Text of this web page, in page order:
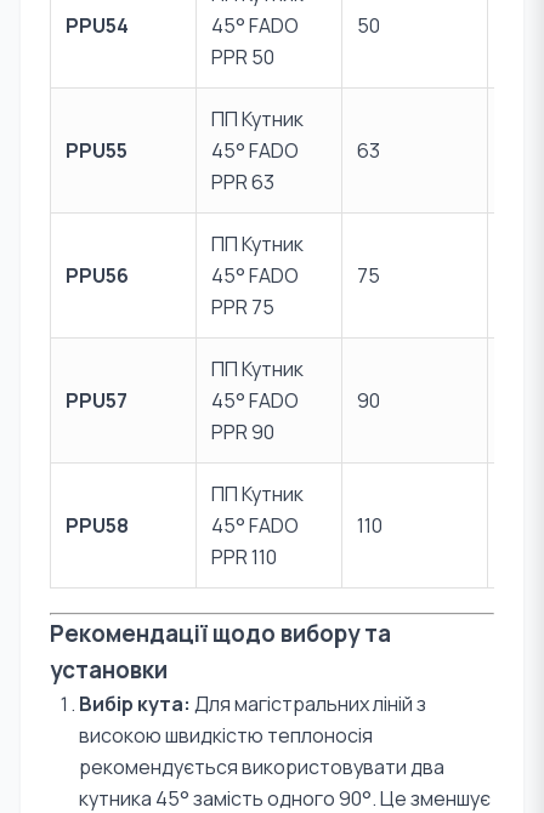
PPU54
45° FADO
PPR 50
50
PPU55
ПП Кутник
45° FADO
PPR 63
63
PPU56
ПП Кутник
45° FADO
PPR 75
75
PPU57
ПП Кутник
45° FADO
PPR 90
90
PPU58
ПП Кутник
45° FADO
PPR 110
110
Рекомендації щодо вибору та
установки
Вибір кута: Для магістральних ліній з
високою швидкістю теплоносія
рекомендується використовувати два
кутника 45° замість одного 90°. Це зменшує